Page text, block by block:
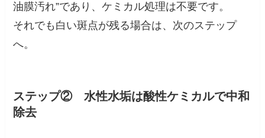
油膜汚れ”であり、ケミカル処理は不要です。
それでも白い斑点が残る場合は、次のステップ
へ。
ステップ② 水性水垢は酸性ケミカルで中和
除去